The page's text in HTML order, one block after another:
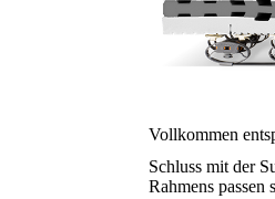
Vollkommen
Schluss mit der
Rahmens